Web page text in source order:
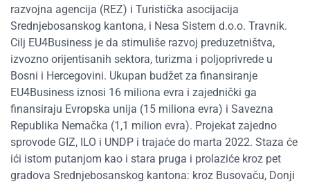
razvojna agencija (REZ) i Turistička asocijacija
Srednjebosanskog kantona, i Nesa Sistem d.o.o. Travnik.
Cilj EU4Business je da stimuliše razvoj preduzetništva,
izvozno orijentisanih sektora, turizma i poljoprivrede u
Bosni i Hercegovini. Ukupan budžet za finansiranje
EU4Business iznosi 16 miliona evra i zajednički ga
finansiraju Evropska unija (15 miliona evra) i Savezna
Republika Nemačka (1,1 milion evra). Projekat zajedno
sprovode GIZ, ILO i UNDP i trajaće do marta 2022. Staza će
ići istom putanjom kao i stara pruga i prolaziće kroz pet
gradova Srednjebosanskog kantona: kroz Busovaču, Donji